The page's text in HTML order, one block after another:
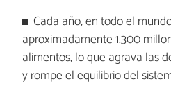
Cada año, en todo el
aproximadamente 1.300
alimentos, lo que agrava las
y rompe el equilibrio del